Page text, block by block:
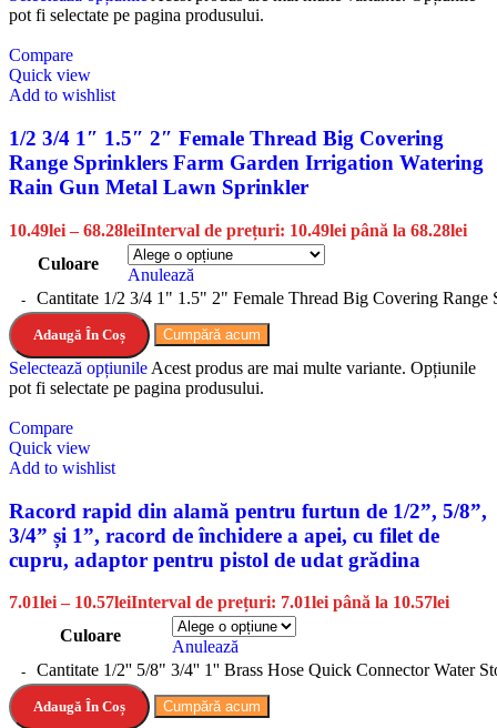
pot fi selectate pe pagina produsului.
Compare
Quick view
Add to wishlist
1/2 3/4 1″ 1.5″ 2″ Female Thread Big Covering
Range Sprinklers Farm Garden Irrigation Watering
Rain Gun Metal Lawn Sprinkler
10.49lei – 68.28leiInterval de prețuri: 10.49lei până la 68.28lei
Culoare
Anulează
Cantitate 1/2 3/4 1" 1.5" 2" Female Thread Big Covering
Adaugă În Coș Cumpără acum
Selectează opțiunile Acest produs are mai multe variante. Opțiunile
pot fi selectate pe pagina produsului.
Compare
Quick view
Add to wishlist
Racord rapid din alamă pentru furtun de 1/2”, 5/8”,
3/4” și 1”, racord de închidere a apei, cu filet de
cupru, adaptor pentru pistol de udat grădina
7.01lei – 10.57leiInterval de prețuri: 7.01lei până la 10.57lei
Culoare
Anulează
Cantitate 1/2'' 5/8" 3/4'' 1'' Brass Hose Quick Connector Water
Adaugă În Coș Cumpără acum